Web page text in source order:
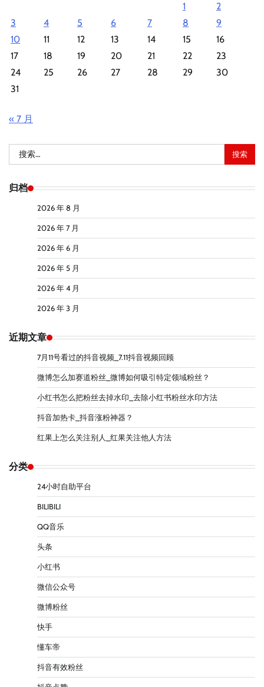
1
2
3
4 5 6 7 8
9
10
11 12 13 14 15
16
17
18 19 20 21 22
23
24
25 26 27 28 29
30
31
« 7 月
索：
归档
2026 年 8 月
2026 年 7 月
2026 年 6 月
2026 年 5 月
2026 年 4 月
2026 年 3 月
近期文章
7月11号看过的抖音视频_7.11抖音视频回顾
微博怎么加赛道粉丝_微博如何吸引特定领域粉丝？
小红书怎么把粉丝去掉水印_去除小红书粉丝水印方法
抖音加热卡_抖音涨粉神器？
红果上怎么关注别人_红果关注他人方法
分类
24小时自助平台
BILIBILI
QQ音乐
头条
小红书
微信公众号
微博粉丝
快手
懂车帝
抖音有效粉丝